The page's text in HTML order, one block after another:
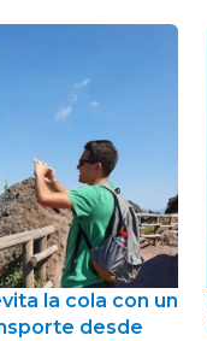
la cola con un
desde